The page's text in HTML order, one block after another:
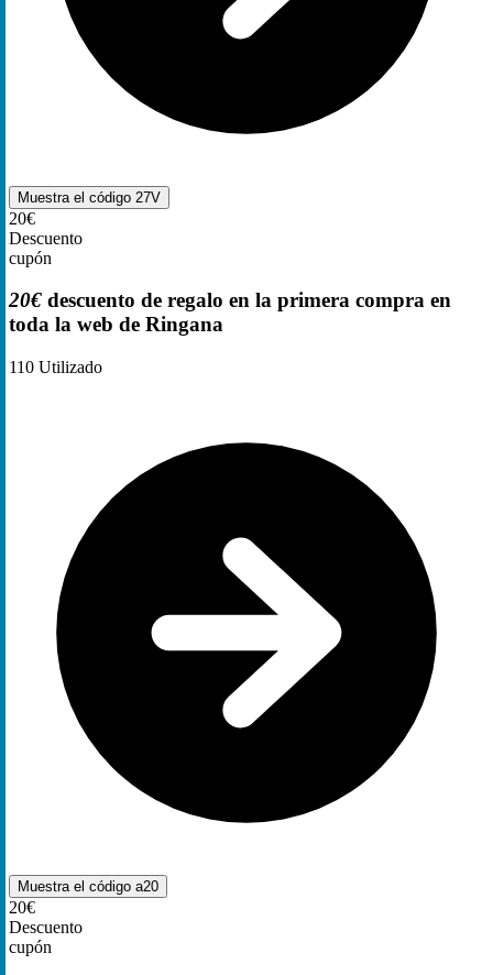
Muestra el código 27V
20€
Descuento
cupón
20€ descuento de regalo en la primera compra en
toda la web de Ringana
110 Utilizado
Muestra el código a20
20€
Descuento
cupón